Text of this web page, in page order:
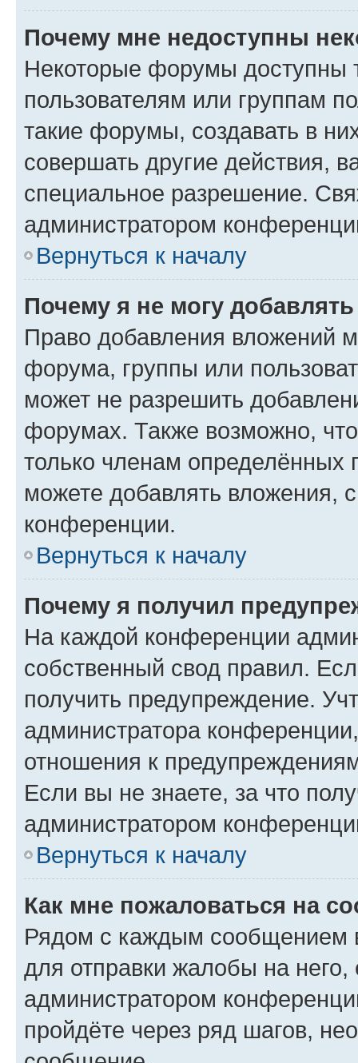
Почему мне недоступны
Некоторые форумы доступны
пользователям или группам
такие форумы, создавать в
совершать другие действия,
специальное разрешение.
администратором
Вернуться к началу
Почему я не могу
Право добавления вложений
форума, группы или
может не разрешить
форумах. Также возможно,
только членам определённых
можете добавлять вложения,
конференции.
Вернуться к началу
Почему я получил
На каждой конференции
собственный свод правил.
получить предупреждение.
администратора
отношения к
Если вы не знаете, за что
администратором
Вернуться к началу
Как мне пожаловаться на
Рядом с каждым сообщением
для отправки жалобы на
администратором
пройдёте через ряд шагов,